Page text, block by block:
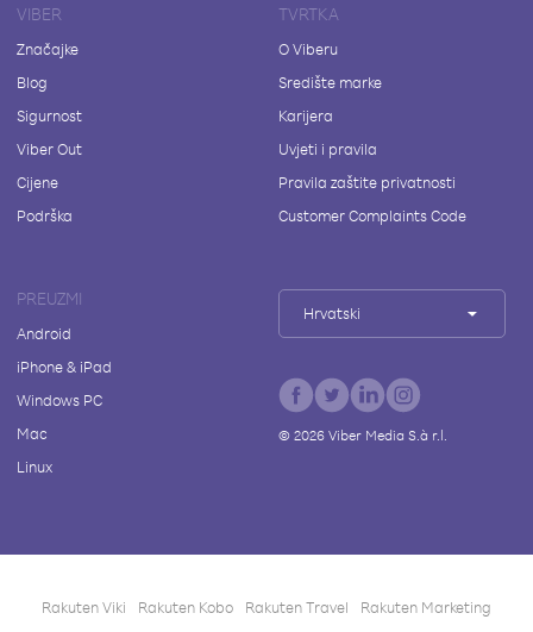
VIBER
Značajke
Blog
Sigurnost
Viber Out
Cijene
Podrška
TVRTKA
O Viberu
Središte marke
Karijera
Uvjeti i pravila
Pravila zaštite privatnosti
Customer Complaints Code
PREUZMI
Android
iPhone & iPad
Windows PC
Mac
Linux
Hrvatski
© 2026Viber Media S.à r.l.
Rakuten Viki Rakuten Kobo Rakuten Travel Rakuten Marketing